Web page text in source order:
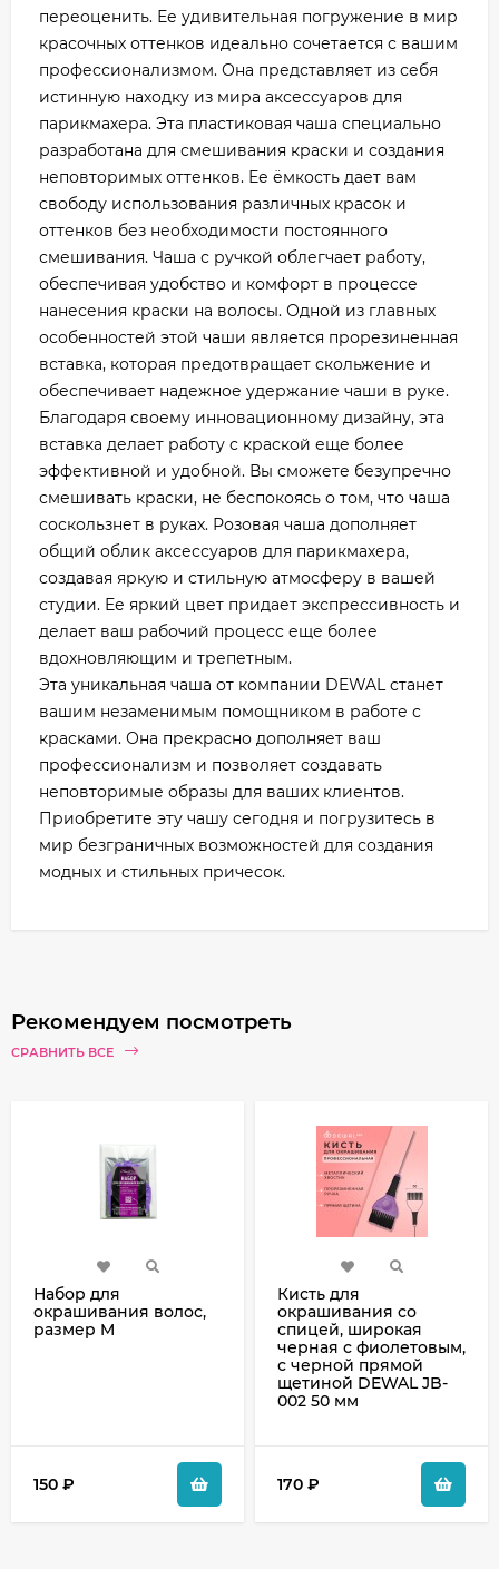
переоценить. Ее удивительная погружение в мир
красочных оттенков идеально сочетается с вашим
профессионализмом. Она представляет из себя
истинную находку из мира аксессуаров для
парикмахера. Эта пластиковая чаша специально
разработана для смешивания краски и создания
неповторимых оттенков. Ее ёмкость дает вам
свободу использования различных красок и
оттенков без необходимости постоянного
смешивания. Чаша с ручкой облегчает работу,
обеспечивая удобство и комфорт в процессе
нанесения краски на волосы. Одной из главных
особенностей этой чаши является прорезиненная
вставка, которая предотвращает скольжение и
обеспечивает надежное удержание чаши в руке.
Благодаря своему инновационному дизайну, эта
вставка делает работу с краской еще более
эффективной и удобной. Вы сможете безупречно
смешивать краски, не беспокоясь о том, что чаша
соскользнет в руках. Розовая чаша дополняет
общий облик аксессуаров для парикмахера,
создавая яркую и стильную атмосферу в вашей
студии. Ее яркий цвет придает экспрессивность и
делает ваш рабочий процесс еще более
вдохновляющим и трепетным.
Эта уникальная чаша от компании DEWAL станет
вашим незаменимым помощником в работе с
красками. Она прекрасно дополняет ваш
профессионализм и позволяет создавать
неповторимые образы для ваших клиентов.
Приобретите эту чашу сегодня и погрузитесь в
мир безграничных возможностей для создания
модных и стильных причесок.
Рекомендуем посмотреть
СРАВНИТЬ ВСЕ
Набор для
окрашивания волос,
размер M
150 ₽
Кисть для
окрашивания со
спицей, широкая
черная с фиолетовым,
с черной прямой
щетиной DEWAL JB-
002 50 мм
170 ₽